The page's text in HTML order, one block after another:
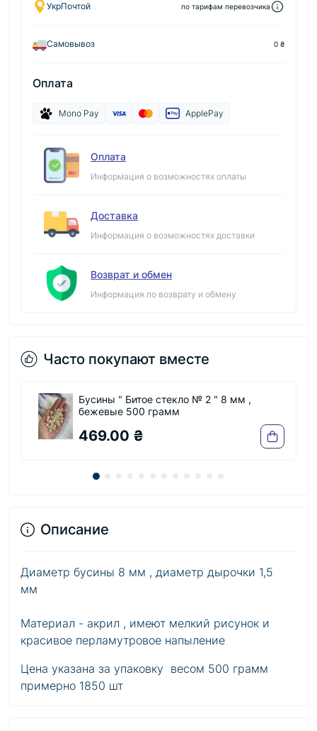
УкрПочтой по тарифам перевозчика
Самовывоз 0 ₴
Оплата
Mono Pay ApplePay
Оплата
Информация о возможностях оплаты
Доставка
Информация о возможностях доставки
Возврат и обмен
Информация по возврату и обмену
Часто покупают вместе
Бусины " Граненые матовые
белые 10 мм , 500 грамм
400.00 ₴
Описание
Диаметр бусины 8 мм , диаметр дырочки 1,5
мм
Материал - акрил , имеют мелкий рисунок и
красивое перламутровое напыление
Цена указана за упаковку весом 500 грамм
примерно 1850 шт